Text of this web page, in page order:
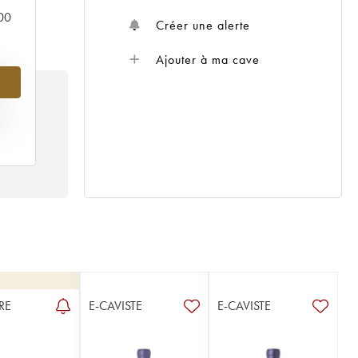
Créer une alerte
Ajouter à ma cave
E-CAVISTE E-CAVISTE